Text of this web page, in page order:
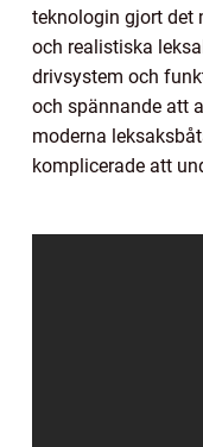
teknologin gjort det
och realistiska
drivsystem och
och spännande att
moderna
komplicerade att